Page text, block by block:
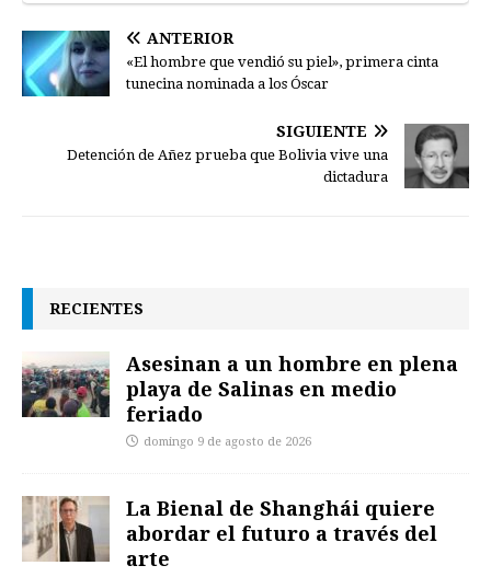
ANTERIOR
«El hombre que vendió su piel», primera cinta
tunecina nominada a los Óscar
SIGUIENTE
Detención de Añez prueba que Bolivia vive una
dictadura
RECIENTES
Asesinan a un hombre en plena
playa de Salinas en medio
feriado
domingo 9 de agosto de 2026
La Bienal de Shanghái quiere
abordar el futuro a través del
arte